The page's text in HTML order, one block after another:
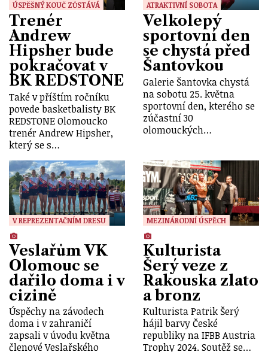
ÚSPĚŠNÝ KOUČ ZŮSTÁVÁ
Trenér
Andrew
Hipsher bude
pokračovat v
BK REDSTONE
Také v příštím ročníku
povede basketbalisty BK
REDSTONE Olomoucko
trenér Andrew Hipsher,
který se s…
ATRAKTIVNÍ SOBOTA
Velkolepý
sportovní den
se chystá před
Šantovkou
Galerie Šantovka chystá
na sobotu 25. května
sportovní den, kterého se
zúčastní 30
olomouckých…
V REPREZENTAČNÍM DRESU
Veslařům VK
Olomouc se
dařilo doma i v
cizině
Úspěchy na závodech
doma i v zahraničí
zapsali v úvodu května
členové Veslařského
MEZINÁRODNÍ ÚSPĚCH
Kulturista
Šerý veze z
Rakouska zlato
a bronz
Kulturista Patrik Šerý
hájil barvy České
republiky na IFBB Austria
Trophy 2024. Soutěž se…